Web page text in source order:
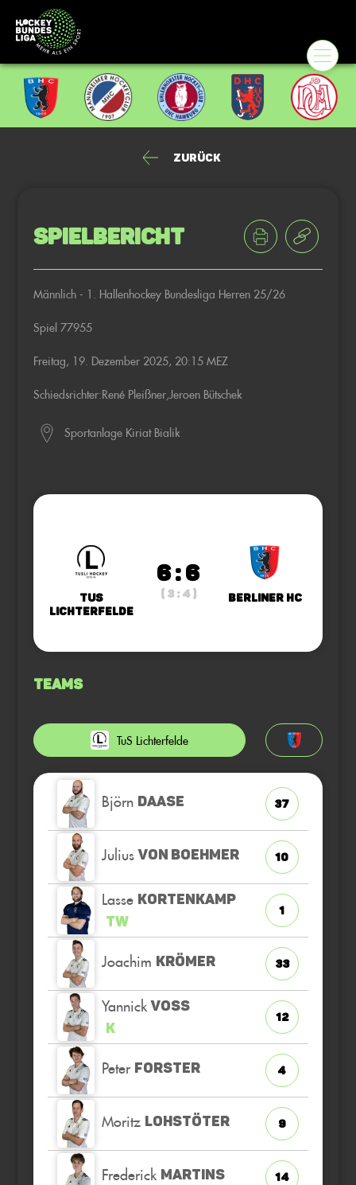
Zurück
Spielbericht
Männlich - 1. Hallenhockey Bundesliga Herren 25/26
Spiel 77955
Freitag, 19. Dezember 2025, 20:15 MEZ
Schiedsrichter:René Pleißner,Jeroen Bütschek
Sportanlage Kiriat Bialik
TuS
Lichterfelde
6 : 6
( 3 : 4 ) Berliner HC
Teams
TuS Lichterfelde
Björn DAASE 37
Julius VON BOEHMER 10
Lasse KORTENKAMP
TW
1
Joachim KRÖMER 33
Yannick VOSS
K
12
Peter FORSTER 4
Moritz LOHSTÖTER 9
Frederick MARTINS 14